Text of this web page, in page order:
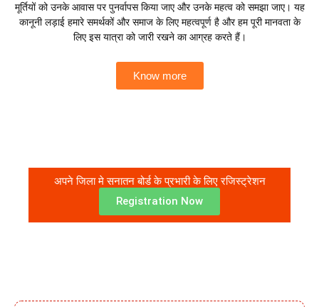
मूर्तियों को उनके आवास पर पुनर्वापस किया जाए और उनके महत्व को समझा जाए। यह
कानूनी लड़ाई हमारे समर्थकों और समाज के लिए महत्वपूर्ण है और हम पूरी मानवता के
लिए इस यात्रा को जारी रखने का आग्रह करते हैं।
Know more
अपने जिला मे सनातन बोर्ड के प्रभारी के लिए रजिस्ट्रेशन
Registration Now